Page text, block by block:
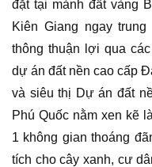
đặt tại mảnh đất vàng
Kiên Giang ngay
thông thuận lợi qua
dự án đất nền cao cấp
và siêu thị Dự án đất
Phú Quốc nằm xen kẽ
1 không gian thoáng
tích cho cây xanh, cư